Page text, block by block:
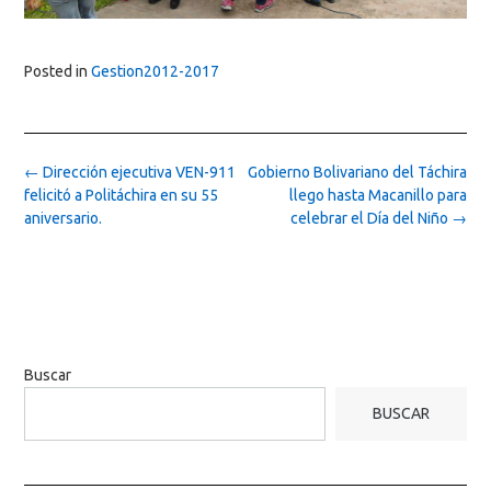
Posted in Gestion2012-2017
Post
navigation
Gobierno Bolivariano del Táchira
llego hasta Macanillo para
celebrar el Día del Niño →
← Dirección ejecutiva VEN-911
felicitó a Politáchira en su 55
aniversario.
Buscar
BUSCAR